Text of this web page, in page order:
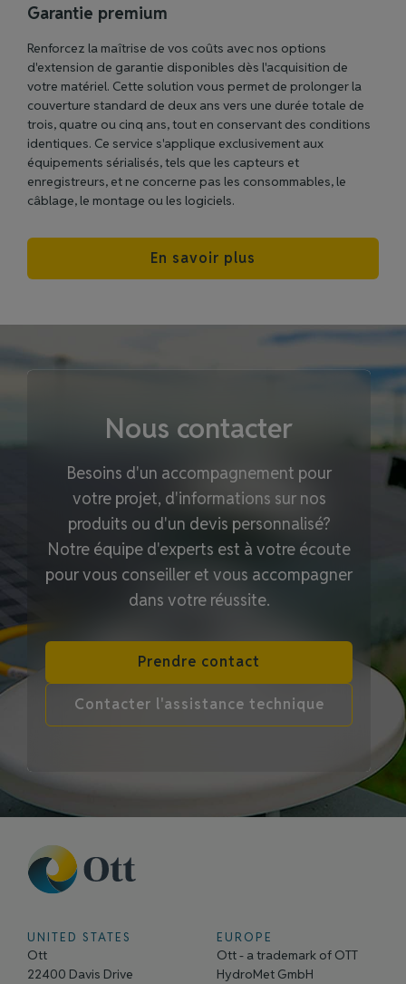
Garantie premium
Renforcez la maîtrise de vos coûts avec nos options
d'extension de garantie disponibles dès l'acquisition de
votre matériel. Cette solution vous permet de prolonger la
couverture standard de deux ans vers une durée totale de
trois, quatre ou cinq ans, tout en conservant des conditions
identiques. Ce service s'applique exclusivement aux
équipements sérialisés, tels que les capteurs et
enregistreurs, et ne concerne pas les consommables, le
câblage, le montage ou les logiciels.
En savoir plus
Nous contacter
Besoins d'un accompagnement pour
votre projet, d'informations sur nos
produits ou d'un devis personnalisé?
Notre équipe d'experts est à votre écoute
pour vous conseiller et vous accompagner
dans votre réussite.
Prendre contact
Contacter l'assistance technique
UNITED STATES
Ott
22400 Davis Drive
EUROPE
Ott - a trademark of OTT
HydroMet GmbH